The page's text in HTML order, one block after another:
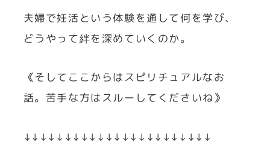
夫婦で妊活という体験を通して何を学び、
どうやって絆を深めていくのか。
《そしてここからはスピリチュアルなお
話。苦手な方はスルーしてくださいね》
↓↓↓↓↓↓↓↓↓↓↓↓↓↓↓↓↓↓↓↓↓↓↓